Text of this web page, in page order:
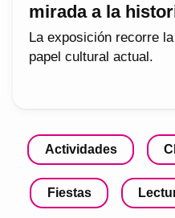
mirada a la
La exposición recorre
papel cultural actual.
Actividades
Fiestas